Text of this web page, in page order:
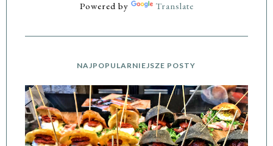
Powered by Translate
NAJPOPULARNIEJSZE POSTY